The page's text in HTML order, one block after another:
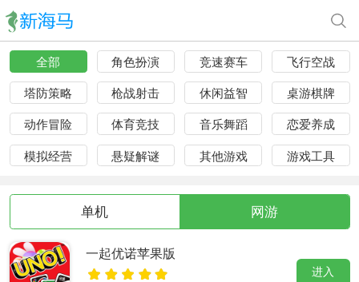
全部 角色扮演 竞速赛车 飞行空战
塔防策略 枪战射击 休闲益智 桌游棋牌
动作冒险 体育竞技 音乐舞蹈 恋爱养成
模拟经营 悬疑解谜 其他游戏 游戏工具
单机 网游
一起优诺苹果版
进入